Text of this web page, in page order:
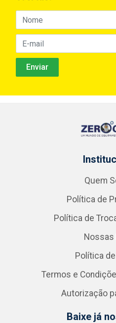
Quem
Política de
Política de
Nossas
Política
Termos e
Autorização
Baixe já